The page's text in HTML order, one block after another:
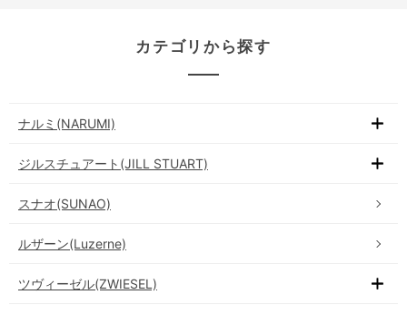
カテゴリから探す
ナルミ(NARUMI)
ジルスチュアート(JILL STUART)
スナオ(SUNAO)
ルザーン(Luzerne)
ツヴィーゼル(ZWIESEL)